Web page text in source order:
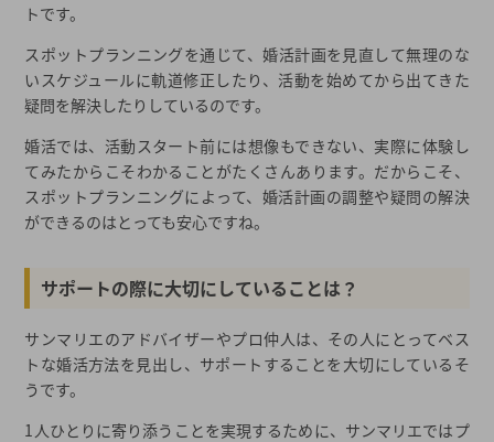
トです。
スポットプランニングを通じて、婚活計画を見直して無理のな
いスケジュールに軌道修正したり、活動を始めてから出てきた
疑問を解決したりしているのです。
婚活では、活動スタート前には想像もできない、実際に体験し
てみたからこそわかることがたくさんあります。だからこそ、
スポットプランニングによって、婚活計画の調整や疑問の解決
ができるのはとっても安心ですね。
サポートの際に大切にしていることは？
サンマリエのアドバイザーやプロ仲人は、その人にとってベス
トな婚活方法を見出し、サポートすることを大切にしているそ
うです。
1人ひとりに寄り添うことを実現するために、サンマリエではプ